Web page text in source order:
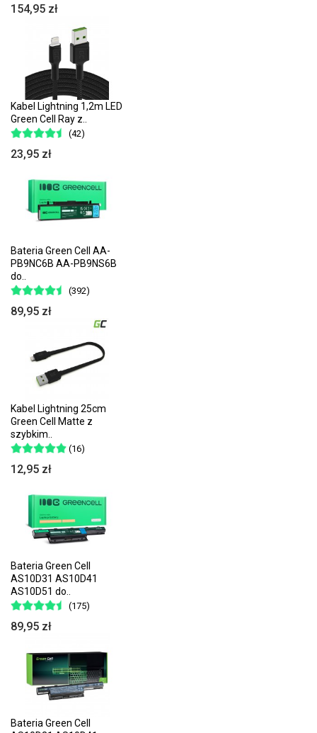
154,95 zł
Kabel Lightning 1,2m LED
Green Cell Ray z..
(42)
23,95 zł
Bateria Green Cell AA-
PB9NC6B AA-PB9NS6B
do..
(392)
89,95 zł
Kabel Lightning 25cm
Green Cell Matte z
szybkim..
(16)
12,95 zł
Bateria Green Cell
AS10D31 AS10D41
AS10D51 do..
(175)
89,95 zł
Bateria Green Cell